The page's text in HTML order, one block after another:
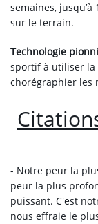
semaines,
sur le terrain.
Technologie
sportif à utiliser la
chorégraphier les
- Notre peur la
peur la plus
puissant. C'est
nous effraie le